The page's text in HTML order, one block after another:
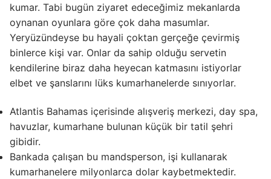
kumar. Tabi bugün ziyaret edeceğimiz mekanlarda
oynanan oyunlara göre çok daha masumlar.
Yeryüzündeyse bu hayali çoktan gerçeğe çevirmiş
binlerce kişi var. Onlar da sahip olduğu servetin
kendilerine biraz daha heyecan katmasını istiyorlar
elbet ve şanslarını lüks kumarhanelerde sınıyorlar.
Atlantis Bahamas içerisinde alışveriş merkezi, day spa,
havuzlar, kumarhane bulunan küçük bir tatil şehri
gibidir.
Bankada çalışan bu mandsperson, işi kullanarak
kumarhanelere milyonlarca dolar kaybetmektedir.